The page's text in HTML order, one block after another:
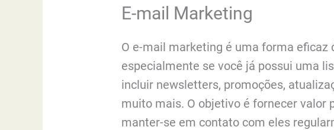
E-mail Marketing
O e-mail marketing é uma forma eficaz
especialmente se você já possui uma
incluir newsletters, promoções,
muito mais. O objetivo é fornecer valor
manter-se em contato com eles